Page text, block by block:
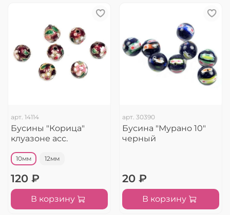
арт. 14114
Бусины "Корица"
клуазоне асс.
10мм 12мм
120 ₽
В корзину
арт. 30390
Бусина "Мурано 10"
черный
20 ₽
В корзину